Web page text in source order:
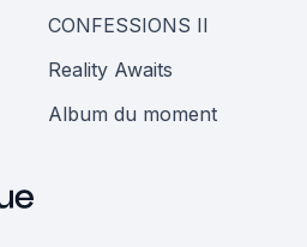
CONFESSIONS II
Reality Awaits
Album du moment